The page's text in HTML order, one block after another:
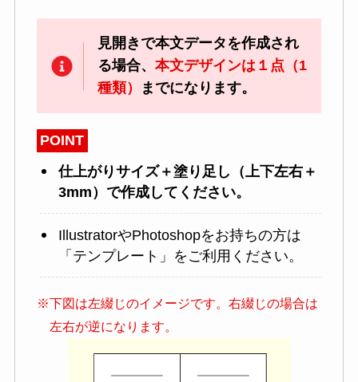
見開きで本文データを作成され
る場合、 本文デザインは１点（1
種類）
までになります。
POINT
仕上がりサイズ＋塗り足し（上下左右＋
3mm）で作成してください。
IllustratorやPhotoshopをお持ちの方は
「テンプレート」をご利用ください。
※下図は左綴じのイメージです。右綴じの場合は
左右が逆になります。